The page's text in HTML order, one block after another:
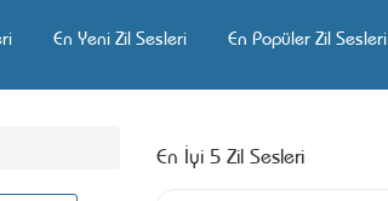
En Yeni Zil Sesleri En Popüler Zil Sesleri
En İyi 5 Zil Sesleri